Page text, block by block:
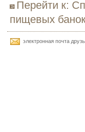
Перейти к:
пищевых
электронная почта